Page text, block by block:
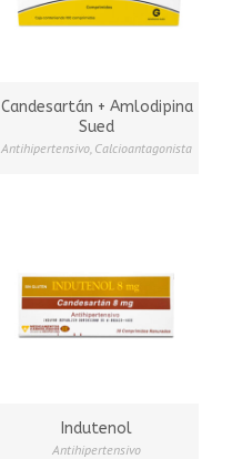
Candesartán + Amlodipina
Sued
Antihipertensivo Calcioantagonista
Indutenol
Antihipertensivo